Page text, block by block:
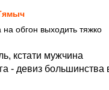
обгон выходить тяжко
кстати мужчина
- девиз большинства